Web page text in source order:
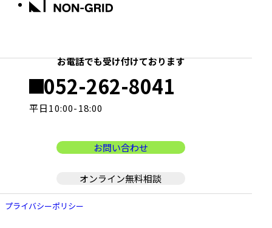
お電話でも受け付けております
052-262-8041
平日10:00-18:00
オンライン無料相談
お問い合わせ
プライバシーポリシー